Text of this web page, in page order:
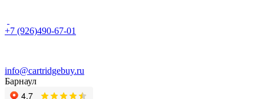
+7 (926)490-67-01
info@cartridgebuy.ru
Барнаул